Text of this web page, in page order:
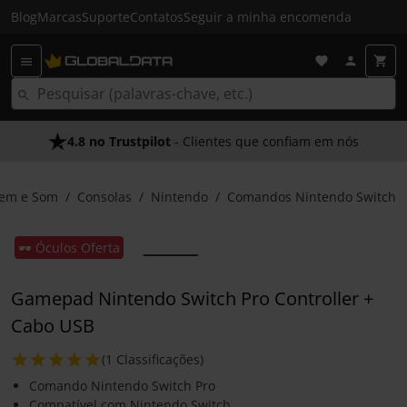
BlogMarcasSuporteContatosSeguir a minha encomenda
As Nossas Promessas- O melhor atendimento
4.8 no Trustpilot - Clientes que confiam em nós
e Som Consolas Nintendo Comandos Nintendo Switch
🕶️ Óculos Oferta
Gamepad Nintendo Switch Pro Controller +
Cabo USB
(1 Classificações)
Comando Nintendo Switch Pro